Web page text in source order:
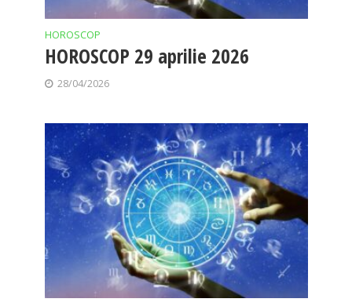
HOROSCOP
HOROSCOP 29 aprilie 2026
28/04/2026